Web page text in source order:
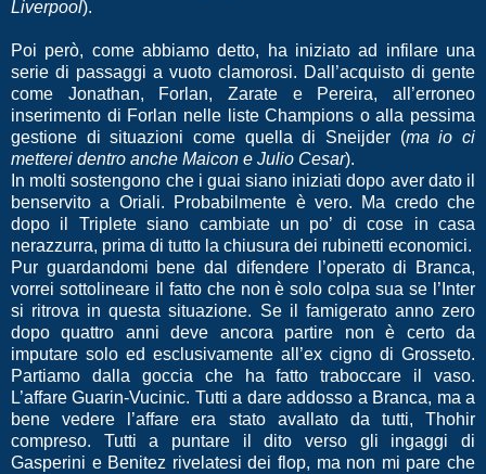
Liverpool).
Poi però, come abbiamo detto, ha iniziato ad infilare una
serie di passaggi a vuoto clamorosi. Dall’acquisto di gente
come Jonathan, Forlan, Zarate e Pereira, all’erroneo
inserimento di Forlan nelle liste Champions o alla pessima
gestione di situazioni come quella di Sneijder (ma io ci
metterei dentro anche Maicon e Julio Cesar).
In molti sostengono che i guai siano iniziati dopo aver dato il
benservito a Oriali. Probabilmente è vero. Ma credo che
dopo il Triplete siano cambiate un po’ di cose in casa
nerazzurra, prima di tutto la chiusura dei rubinetti economici.
Pur guardandomi bene dal difendere l’operato di Branca,
vorrei sottolineare il fatto che non è solo colpa sua se l’Inter
si ritrova in questa situazione. Se il famigerato anno zero
dopo quattro anni deve ancora partire non è certo da
imputare solo ed esclusivamente all’ex cigno di Grosseto.
Partiamo dalla goccia che ha fatto traboccare il vaso.
L’affare Guarin-Vucinic. Tutti a dare addosso a Branca, ma a
bene vedere l’affare era stato avallato da tutti, Thohir
compreso. Tutti a puntare il dito verso gli ingaggi di
Gasperini e Benitez rivelatesi dei flop, ma non mi pare che